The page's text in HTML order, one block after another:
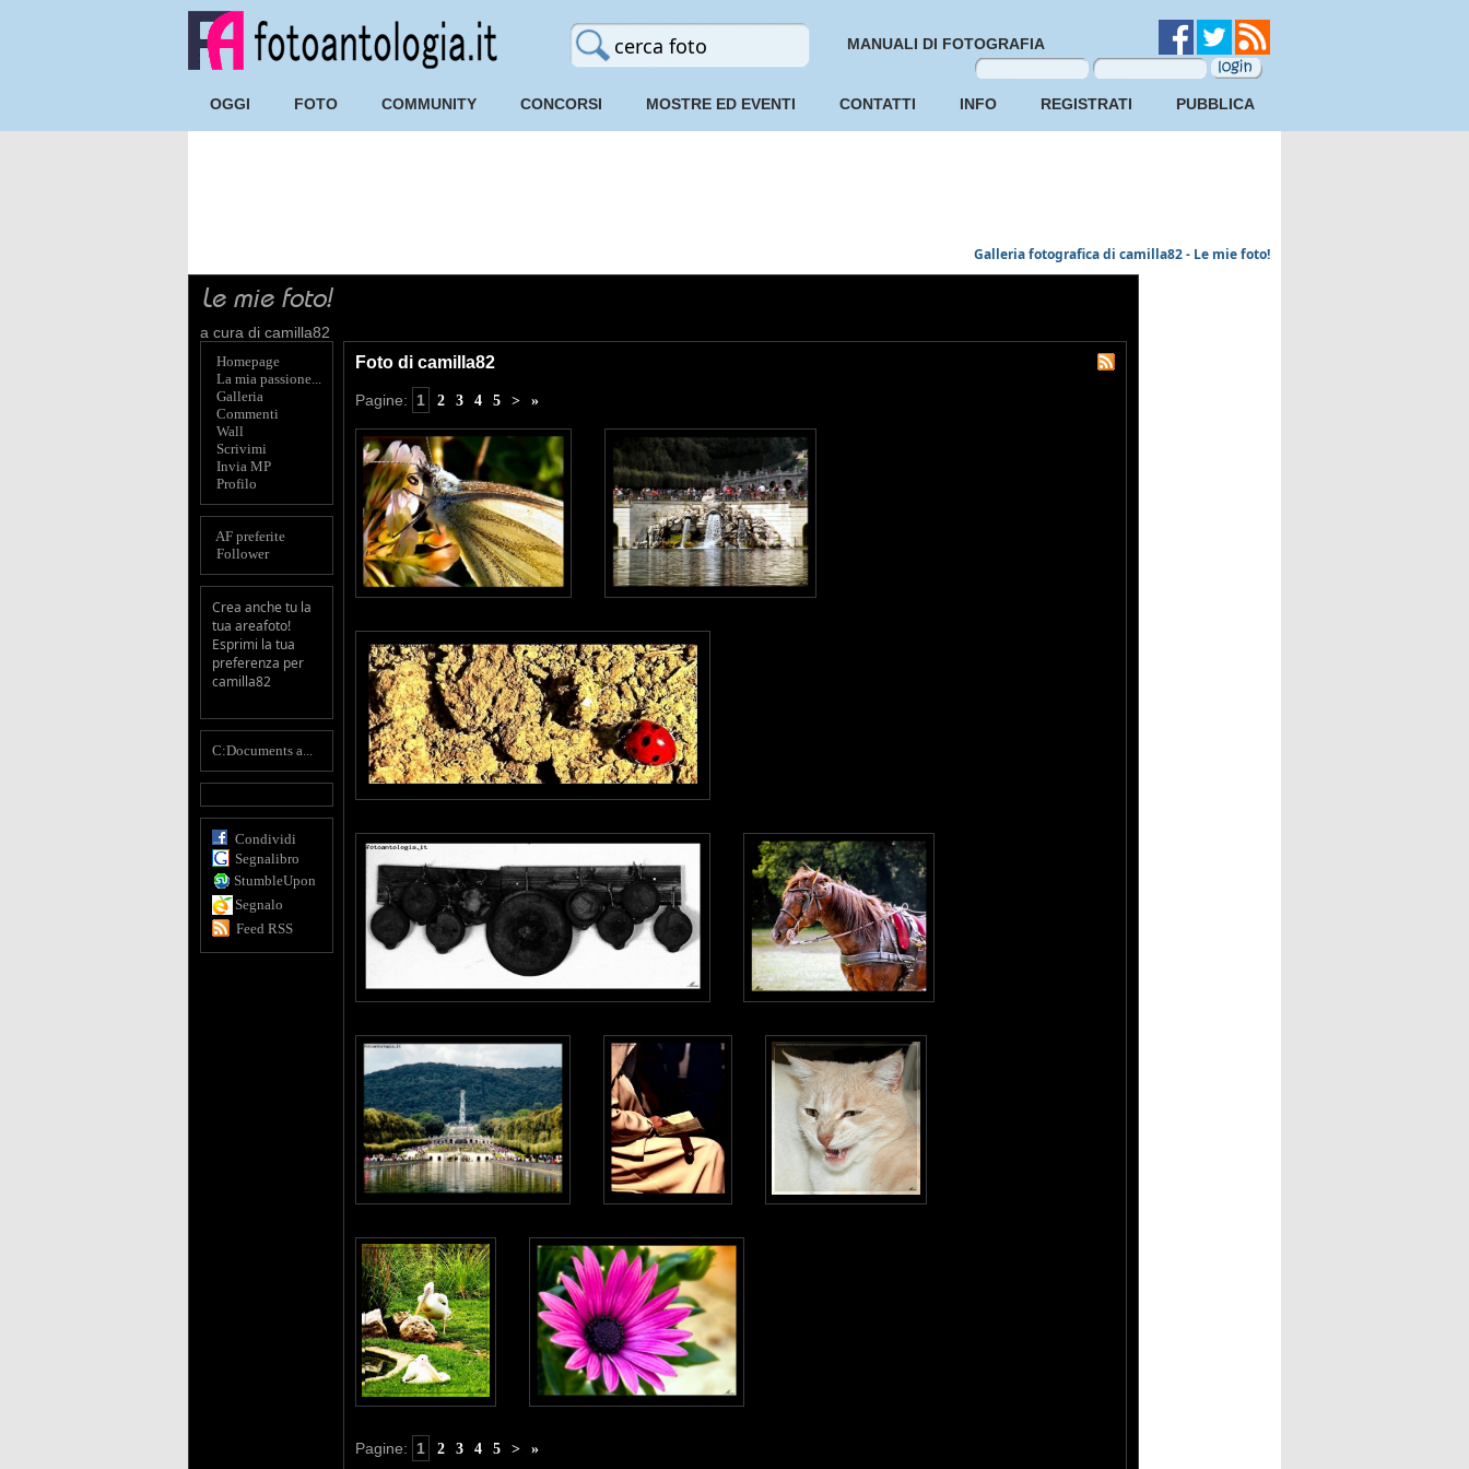
MANUALI DI FOTOGRAFIA
OGGI FOTO COMMUNITY CONCORSI MOSTRE ED EVENTI CONTATTI INFO REGISTRATI PUBBLICA
Galleria fotografica di camilla82 - Le mie foto!
a cura di camilla82
Homepage
La mia passione...
Galleria
Commenti
Wall
Scrivimi
Invia MP
Profilo
AF preferite
Follower
Crea anche tu la
tua areafoto!
Esprimi la tua
preferenza per
camilla82
C:Documents a...
Condividi
Segnalibro
StumbleUpon
Segnalo
Feed RSS
Foto di camilla82
Pagine: 1 2 3 4 5 > »
Pagine: 1 2 3 4 5 > »